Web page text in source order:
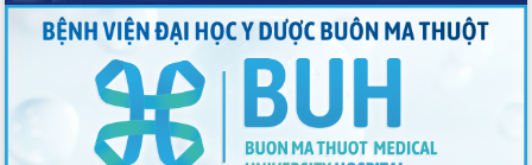
Sôi nổi Hội đua ngựa truyền thống Gò
Thì Thùng mừng Xuân Bính Ngọ 2026
Lãnh đạo tỉnh dâng hương tưởng niệm
tại Đập Đồng Cam đầu Xuân Bính Ngọ
Ngành nông nghiệp phấn đấu tăng
trưởng đạt 5,86% trong năm 2026